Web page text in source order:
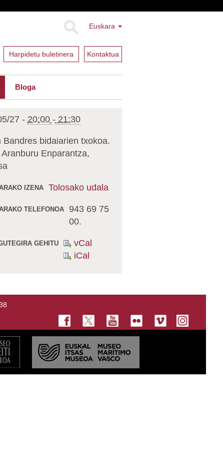
Euskara
Harpidetu buletinera Kontaktua
Bloga
27 - 20:00 - 21:30
Bandres bidaiarien txokoa.
Enparantza,
IZENA Tolosako udala
TELEFONOA
943 69 75
00.
GEHITU
vCal
iCal